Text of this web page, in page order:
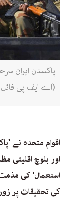
پاکستان ایران
(اے ایف پی فائل
اقوام متحدہ نے
اور بلوچ اقلیتی
استعمال‘ کی مذمت
کی تحقیقات پر